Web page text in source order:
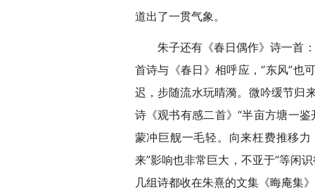
道出了一贯气象。
朱子还有《春日偶作》诗一首
首诗与《春日》相呼应，“东风”也
迟，步随流水玩晴漪。微吟缓节归
诗《观书有感二首》“半亩方塘一
蒙冲巨舰一毛轻。向来枉费推移
来”影响也非常巨大，不亚于“等闲
几组诗都收在朱熹的文集《晦庵集